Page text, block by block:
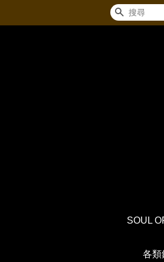
搜尋
SOUL
各類